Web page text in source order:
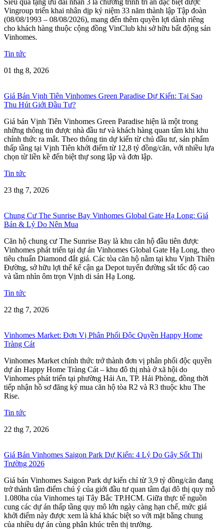
Vingroup triển khai nhân dịp kỷ niệm 33 năm thành lập Tập đoàn
(08/08/1993 – 08/08/2026), mang đến thêm quyền lợi dành riêng
cho khách hàng thuộc cộng đồng VinClub khi sở hữu bất động sản
Vinhomes.
Tin tức
01 thg 8, 2026
Giá Bán Vịnh Tiên Vinhomes Green Paradise Dự Kiến: Tại Sao
Thu Hút Giới Đầu Tư?
Giá bán Vịnh Tiên Vinhomes Green Paradise hiện là một trong
những thông tin được nhà đầu tư và khách hàng quan tâm khi khu
chính thức ra mắt. Theo thông tin dự kiến từ chủ đầu tư, sản phẩm
thấp tầng tại Vịnh Tiên khởi điểm từ 12,8 tỷ đồng/căn, với nhiều lựa
chọn từ liền kề đến biệt thự song lập và đơn lập.
Tin tức
23 thg 7, 2026
Chung Cư The Sunrise Bay Vinhomes Global Gate Hạ Long: Giá
Bán & Lý Do Nên Mua
Căn hộ chung cư The Sunrise Bay là khu căn hộ đầu tiên được
Vinhomes phát triển tại dự án Vinhomes Global Gate Hạ Long, theo
tiêu chuẩn Diamond đắt giá. Các tòa căn hộ nằm tại khu Vịnh Thiên
Đường, sở hữu lợi thế kế cận ga Depot tuyến đường sắt tốc độ cao
và tầm nhìn ôm trọn Vịnh di sản Hạ Long.
Tin tức
22 thg 7, 2026
Vinhomes Market: Đơn Vị Phân Phối Độc Quyền Happy Home
Tràng Cát
Vinhomes Market chính thức trở thành đơn vị phân phối độc quyền
dự án Happy Home Tràng Cát – khu đô thị nhà ở xã hội do
Vinhomes phát triển tại phường Hải An, TP. Hải Phòng, đồng thời
tiếp nhận hồ sơ đăng ký mua căn hộ tòa R2 và R3 thuộc khu The
Rise.
Tin tức
22 thg 7, 2026
Giá Bán Vinhomes Saigon Park Dự Kiến: 4 Lý Do Gây Sốt Thị
Trường 2026
Giá bán Vinhomes Saigon Park dự kiến chỉ từ 3,9 tỷ đồng/căn đang
trở thành tâm điểm chú ý của giới đầu tư quan tâm đại đô thị quy mô
1.080ha của Vinhomes tại Tây Bắc TP.HCM. Giữa thực tế nguồn
cung các dự án thấp tầng quy mô lớn ngày càng hạn chế, mức giá
khởi điểm này được xem là khá khác biệt so với mặt bằng chung
của nhiều dự án cùng phân khúc trên thị trường.